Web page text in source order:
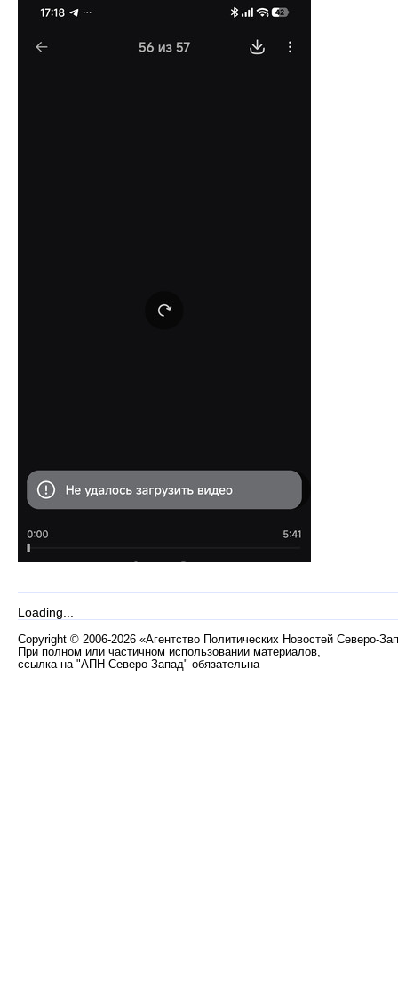
Loading...
Copyright © 2006-2026 «Агентство Политических Новостей Северо-
При полном или частичном использовании материалов,
ссылка на "АПН Северо-Запад" обязательна